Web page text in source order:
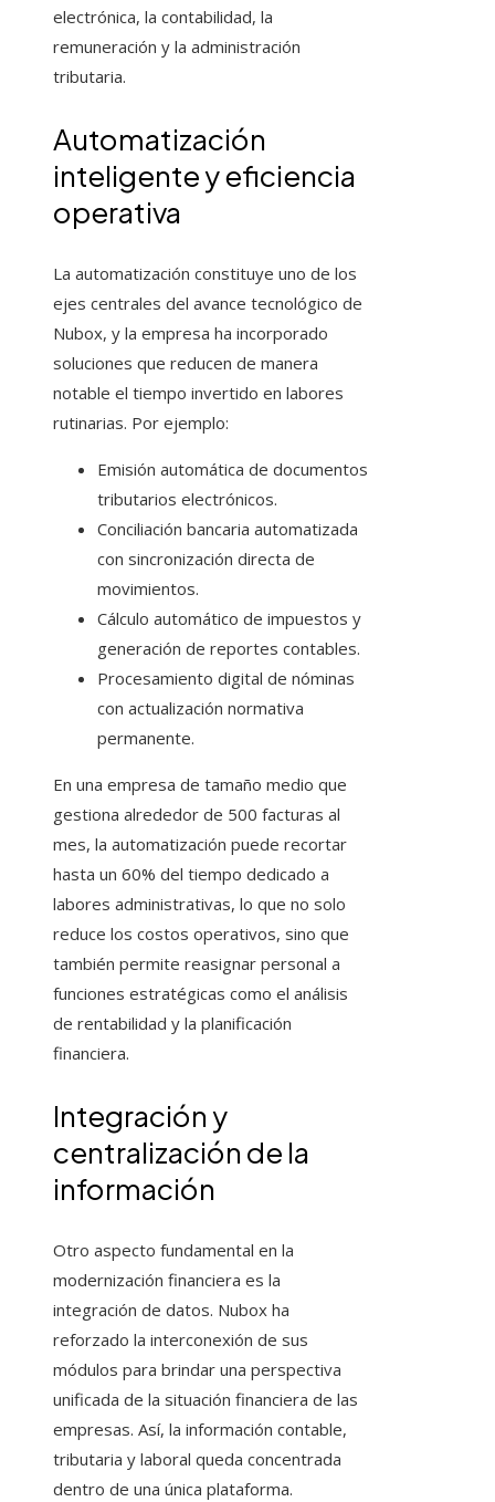
electrónica, la contabilidad, la
remuneración y la administración
tributaria.
Automatización
inteligente y eficiencia
operativa
La automatización constituye uno de los
ejes centrales del avance tecnológico de
Nubox, y la empresa ha incorporado
soluciones que reducen de manera
notable el tiempo invertido en labores
rutinarias. Por ejemplo:
Emisión automática de documentos
tributarios electrónicos.
Conciliación bancaria automatizada
con sincronización directa de
movimientos.
Cálculo automático de impuestos y
generación de reportes contables.
Procesamiento digital de nóminas
con actualización normativa
permanente.
En una empresa de tamaño medio que
gestiona alrededor de 500 facturas al
mes, la automatización puede recortar
hasta un 60% del tiempo dedicado a
labores administrativas, lo que no solo
reduce los costos operativos, sino que
también permite reasignar personal a
funciones estratégicas como el análisis
de rentabilidad y la planificación
financiera.
Integración y
centralización de la
información
Otro aspecto fundamental en la
modernización financiera es la
integración de datos. Nubox ha
reforzado la interconexión de sus
módulos para brindar una perspectiva
unificada de la situación financiera de las
empresas. Así, la información contable,
tributaria y laboral queda concentrada
dentro de una única plataforma.